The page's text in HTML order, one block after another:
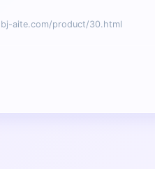
aite.com/product/30.html